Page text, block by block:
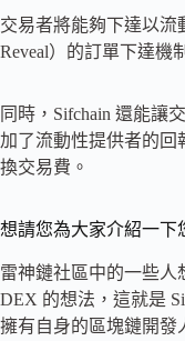
交易者將能夠下達以流
Reveal）的訂單下達機
同時，Sifchain 還能讓
加了流動性提供者的回
換交易費。
想請您為大家介紹一下
雷神鏈社區中的一些
DEX 的想法，這就是
擁有自身的區塊鏈開發